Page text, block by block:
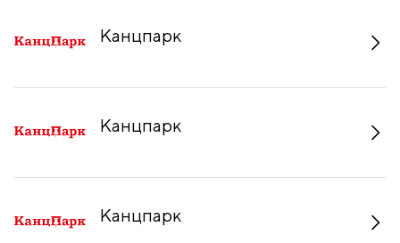
Канцпарк
Канцпарк
Канцпарк